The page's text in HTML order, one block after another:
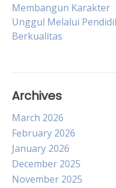
Post
navigation
Membangun Karakter
Unggul Melalui
Berkualitas
Archives
March 2026
February 2026
January 2026
December 2025
November 2025